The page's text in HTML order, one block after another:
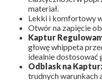
materiał.
Lekki i komfortowy
Otwór na zapięcie
Kaptur
głowę whippeta
idealnie dostosować
Odblask na
trudnych warunkach